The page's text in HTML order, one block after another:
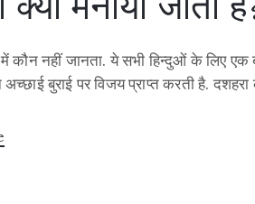
कौन नहीं जानता. ये सभी हिन्दुओं के लिए एक
बुराई पर विजय प्राप्त करती है.